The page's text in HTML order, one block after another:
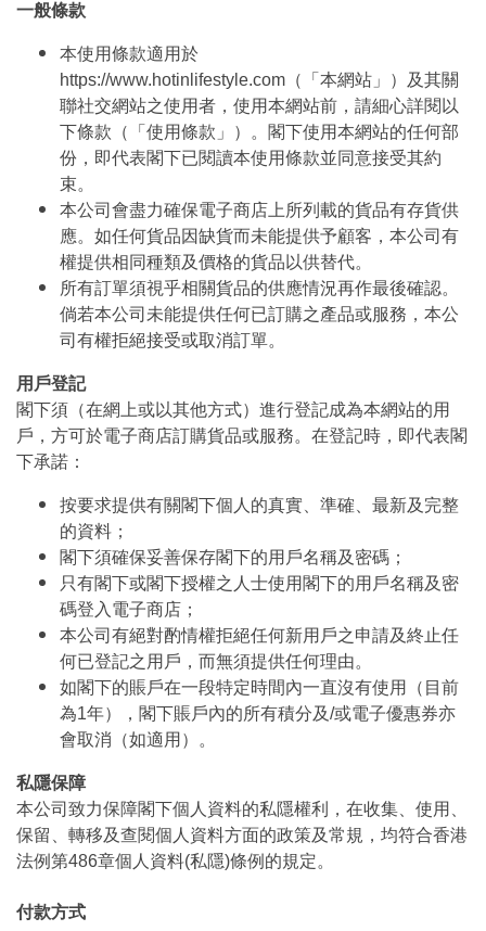
一般條款
本使用條款適用於
https://www.hotinlifestyle.com（「本網站」）及其關
聯社交網站之使用者，使用本網站前，請細心詳閱以
下條款（「使用條款」）。閣下使用本網站的任何部
份，即代表閣下已閱讀本使用條款並同意接受其約
束。
本公司會盡力確保電子商店上所列載的貨品有存貨供
應。如任何貨品因缺貨而未能提供予顧客，本公司有
權提供相同種類及價格的貨品以供替代。
所有訂單須視乎相關貨品的供應情況再作最後確認。
倘若本公司未能提供任何已訂購之產品或服務，本公
司有權拒絕接受或取消訂單。
用戶登記
閣下須（在網上或以其他方式）進行登記成為本網站的用
戶，方可於電子商店訂購貨品或服務。在登記時，即代表閣
下承諾：
按要求提供有關閣下個人的真實、準確、最新及完整
的資料；
閣下須確保妥善保存閣下的用戶名稱及密碼；
只有閣下或閣下授權之人士使用閣下的用戶名稱及密
碼登入電子商店；
本公司有絕對酌情權拒絕任何新用戶之申請及終止任
何已登記之用戶，而無須提供任何理由。
如閣下的賬戶在一段特定時間內一直沒有使用（目前
為1年），閣下賬戶內的所有積分及/或電子優惠券亦
會取消（如適用）。
私隱保障
本公司致力保障閣下個人資料的私隱權利，在收集、使用、
保留、轉移及查閱個人資料方面的政策及常規，均符合香港
法例第486章個人資料(私隱)條例的規定。
付款方式